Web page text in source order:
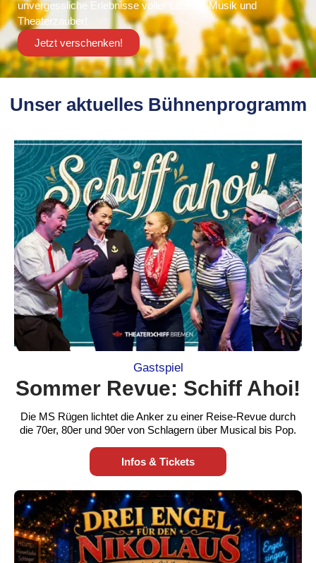
unvergessliche Erlebnisse voller Lachen, Musik und
Theaterzauber!
Jetzt verschenken!
Unser aktuelles Bühnenprogramm
Gastspiel
Sommer Revue: Schiff Ahoi!
Die MS Rügen lichtet die Anker zu einer Reise-Revue durch
die 70er, 80er und 90er von Schlagern über Musical bis Pop.
Infos & Tickets